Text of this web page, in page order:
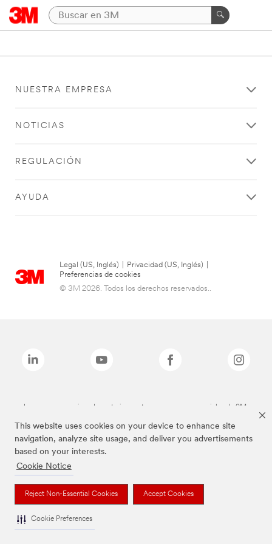
This website uses cookies on your device to enhance site
navigation, analyze site usage, and deliver you advertisements
based on your interests.
Cookie Notice
Reject Non-Essential Cookies Accept Cookies
Cookie Preferences
NUESTRA EMPRESA
NOTICIAS
REGULACIÓN
AYUDA
Legal (US, Inglés) Privacidad (US, Inglés)
Preferencias de cookies
© 3M 2026. Todos los derechos reservados..
Las marcas mencionadas anteriormente son marcas comerciales de 3M.